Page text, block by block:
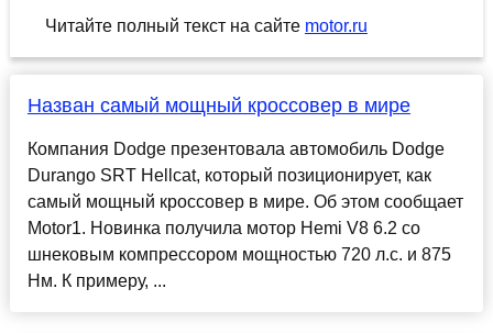
Читайте полный текст на сайте motor.ru
Назван самый мощный кроссовер в мире
Компания Dodge презентовала автомобиль Dodge
Durango SRT Hellcat, который позиционирует, как
самый мощный кроссовер в мире. Об этом сообщает
Motor1. Новинка получила мотор Hemi V8 6.2 со
шнековым компрессором мощностью 720 л.с. и 875
Нм. К примеру, ...